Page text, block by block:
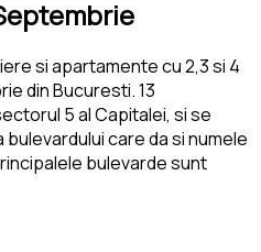
si apartamente cu 2,3 si 4
din Bucuresti. 13
5 al Capitalei, si se
care da si numele
bulevarde sunt